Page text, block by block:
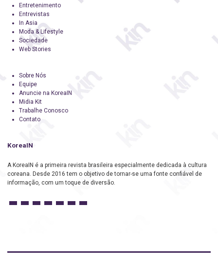
Entretenimento
Entrevistas
In Asia
Moda & Lifestyle
Sociedade
Web Stories
Sobre Nós
Equipe
Anuncie na KoreaIN
Midia Kit
Trabalhe Conosco
Contato
KoreaIN
A KoreaIN é a primeira revista brasileira especialmente dedicada à cultura
coreana. Desde 2016 tem o objetivo de tornar-se uma fonte confiável de
informação, com um toque de diversão.